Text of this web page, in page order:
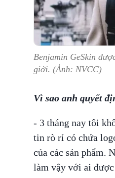
Benjamin GeSkin
giới. (Ảnh: NVCC)
Vì sao anh quyết
- 3 tháng nay tôi
tin rò rỉ có chứa
của các sản phẩm.
làm vậy với ai